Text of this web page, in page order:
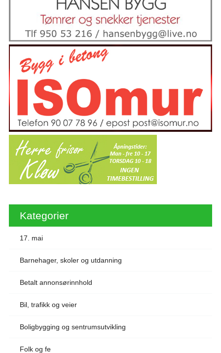
Kategorier
17. mai
Barnehager, skoler og utdanning
Betalt annonsørinnhold
Bil, trafikk og veier
Boligbygging og sentrumsutvikling
Folk og fe